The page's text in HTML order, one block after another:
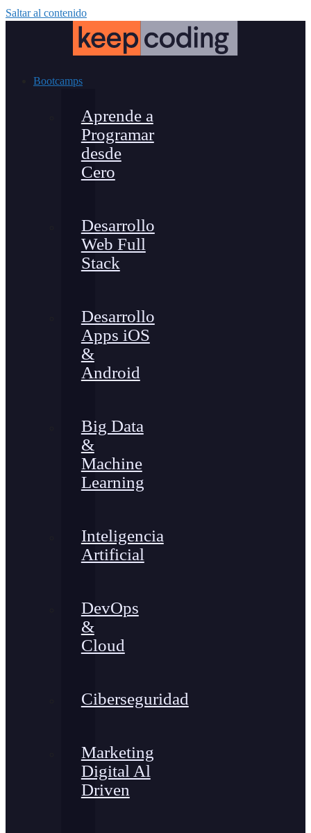
Saltar al contenido
Bootcamps
Aprende a
Programar
desde
Cero
Desarrollo
Web Full
Stack
Desarrollo
Apps iOS
&
Android
Big Data
&
Machine
Learning
Inteligencia
Artificial
DevOps
&
Cloud
Ciberseguridad
Marketing
Digital Al
Driven